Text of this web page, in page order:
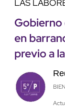
LAS
Gobierno
en
previo a